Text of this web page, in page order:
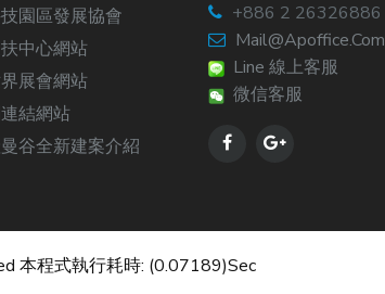
園區發展協會
中心網站
展會網站
結網站
谷全新建案介紹
+886 2 26326886
Mail@apoffice.com
Line 線上客服
微信客服
本程式執行耗時: (0.07189)sec